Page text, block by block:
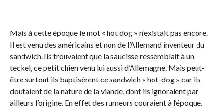
Mais à cette époque le mot « hot dog » n’existait pas encore.
Il est venu des américains et non de l’Allemand inventeur du
sandwich. Ils trouvaient que la saucisse ressemblait à un
teckel, ce petit chien venu lui aussi d’Allemagne. Mais peut-
être surtout ils baptisèrent ce sandwich « hot-dog » car ils
doutaient de la nature de la viande, dont ils ignoraient par
ailleurs l’origine. En effet des rumeurs couraient à l’époque.